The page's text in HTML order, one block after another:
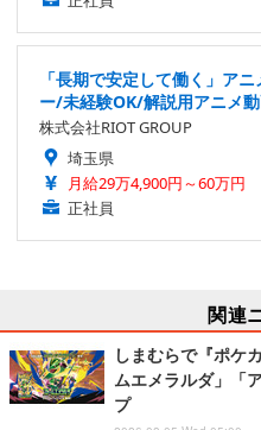
「長期で安定して働く」ア
ー/未経験OK/解説用アニメ
株式会社RIOT GROUP
埼玉県
月給29万4,900円～60万円
正社員
関連
しまむらで『ポケ
ムエメラルダ」「
プ